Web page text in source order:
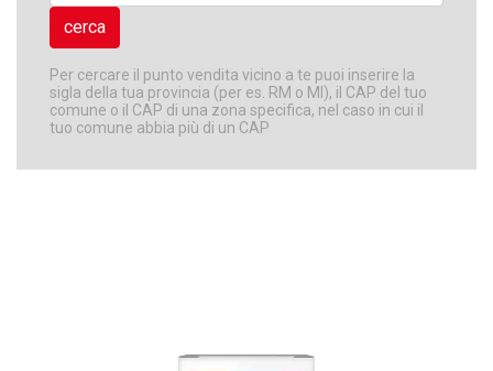
Per cercare il punto vendita vicino a te puoi inserire la
sigla della tua provincia (per es. RM o MI), il CAP del tuo
comune o il CAP di una zona specifica, nel caso in cui il
tuo comune abbia più di un CAP